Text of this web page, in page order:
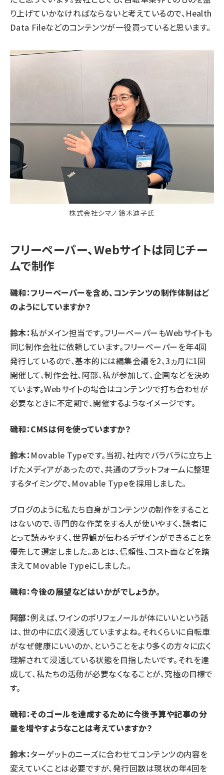
り上げていかなければならないと考えているので、Health
Data Fileなどのコンテンツが一役買っていると思います。
株式会社シマノ 鈴木迪子氏
フリーペーパー、Webサイトは同じチー
ムで制作
磯和：フリーペーパーを含め、コンテンツの制作体制はど
のようにしていますか？
鈴木：私がメイン担当です。フリーペーパーもWebサイトも
同じ制作会社に依頼しています。フリーペーパーを年4回
発行しているので、基本的には編集会議を2、3ヵ月に1回
開催して、制作会社、阿部、私が参加して、企画などを決め
ています。Webサイトの場合はコンテンツで打ち合わせが
必要なときに不定期で、開催するようなイメージです。
磯和：CMSは何を使っていますか？
鈴木：Movable Typeです。当初、社内でバラバラに立ち上
げたメディアがあったので、共通のプラットフォームに整理
するタイミングで、Movable Typeを採用しました。
ブログのように私たち自身がコンテンツの制作をすること
はないので、専門的な作業をする人が使いやすく、読者に
とって読みやすく、世界観が伝わるデザインができることを
優先して選定しました。あとは、信頼性、コスト面などを踏
まえてMovable Typeにしました。
磯和：今後の展望などはいかがでしょうか。
阿部：例えば、ワインのポリフェノールが体にいいという話
は、世の中に広く浸透していますよね。それくらいに自転車
がなぜ健康にいいのか、ということをより多くの方々に広く
理解されて浸透している状態を目指したいです。それを達
成して、私たちの活動が必要なくなることが、究極の目標で
す。
磯和：そのゴールを達成するために今後予算や記事の分
量を増やすようなことは考えていますか？
鈴木：ターゲットのニーズに合わせてコンテンツの内容を
変えていくことは必要ですが、発行回数は現状の年4回を